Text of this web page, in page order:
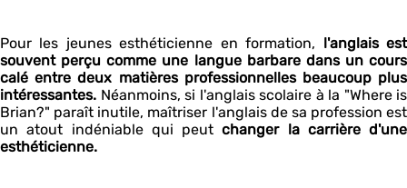
Pour les jeunes esthéticienne en formation, l'anglais est
souvent perçu comme une langue barbare dans un cours
calé entre deux matières professionnelles beaucoup plus
intéressantes. Néanmoins, si l'anglais scolaire à la "Where is
Brian?" paraît inutile, maîtriser l'anglais de sa profession est
un atout indéniable qui peutchanger la carrière d'une
esthéticienne.